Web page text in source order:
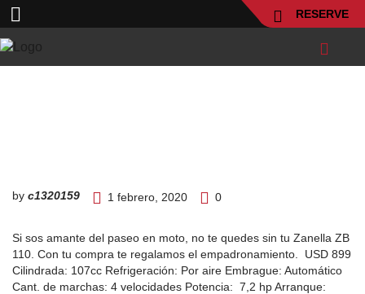
RESERVE
by c1320159 1 febrero, 2020 0
Si sos amante del paseo en moto, no te quedes sin tu Zanella ZB
110. Con tu compra te regalamos el empadronamiento. USD 899
Cilindrada: 107cc Refrigeración: Por aire Embrague: Automático
Cant. de marchas: 4 velocidades Potencia: 7,2 hp Arranque: